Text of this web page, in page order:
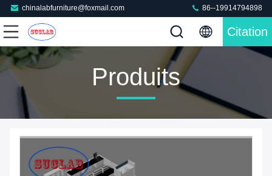
chinalabfurniture@foxmail.com 86--19914794898
Citation
Produits